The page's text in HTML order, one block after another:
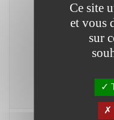
N° 98S2504610)
du 04/11/2025
Ce site
et vous
sur